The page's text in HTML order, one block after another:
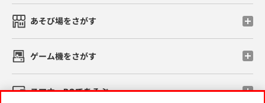
あそび場をさがす
ゲーム機をさがす
スマホ・PCであそぶ